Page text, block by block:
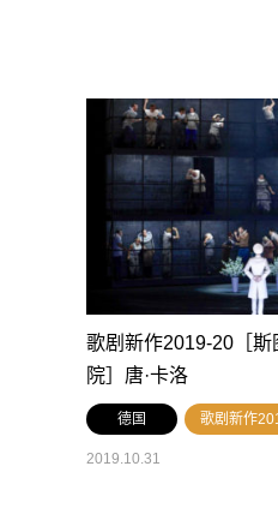
歌剧新作2019-20［斯
院］唐·卡洛
德国 歌剧新作
2019.10.31